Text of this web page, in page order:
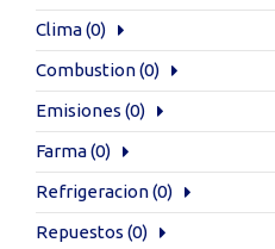
Clima(0)
Combustion(0)
Emisiones (0)
Farma(0)
Refrigeracion(0)
Repuestos (0)